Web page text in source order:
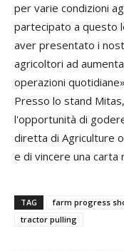
per varie condizioni
partecipato a questo
aver presentato i
agricoltori ad
operazioni quotidiane
Presso lo stand
l'opportunità di
diretta di Agriculture
e di vincere una carta
TAG farm progress
tractor pulling